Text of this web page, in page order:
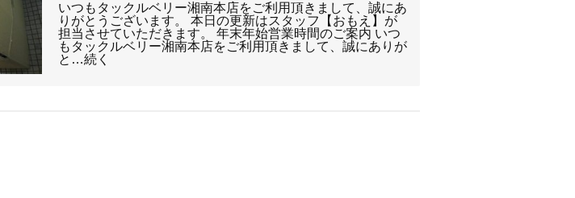
いつもタックルベリー湘南本店をご利用頂きまして、誠にあ
りがとうございます。 本日の更新はスタッフ【おもえ】が
担当させていただきます。 年末年始営業時間のご案内 いつ
もタックルベリー湘南本店をご利用頂きまして、誠にありが
と…続く